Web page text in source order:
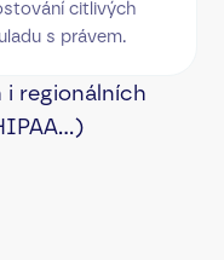
citlivých
s právem.
regionálních